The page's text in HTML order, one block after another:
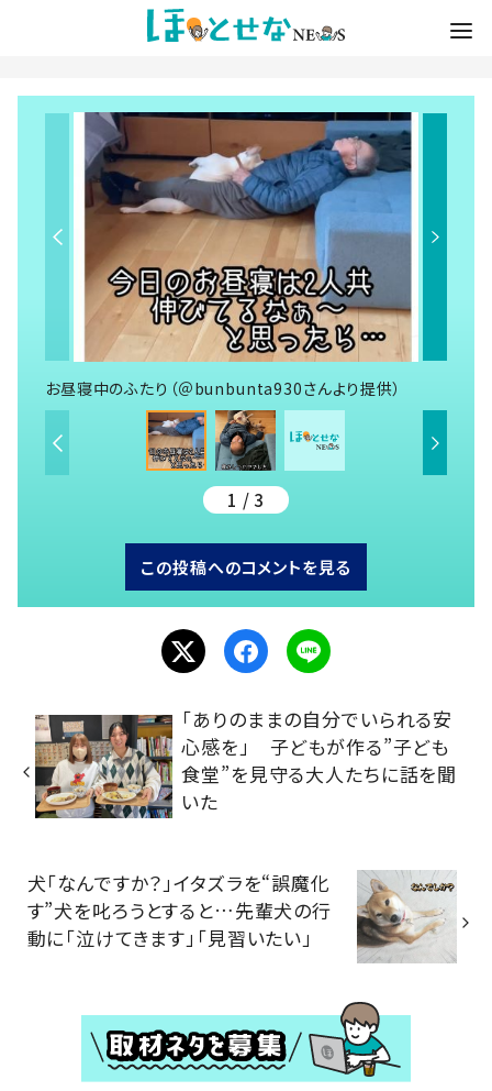
お昼寝中のふたり（＠bunbunta930さんより提供）
1 / 3
この投稿へのコメントを見る
「ありのままの自分でいられる安
心感を」 子どもが作る”子ども
食堂”を見守る大人たちに話を聞
いた
犬「なんですか？」イタズラを“誤魔化
す”犬を叱ろうとすると…先輩犬の行
動に「泣けてきます」「見習いたい」